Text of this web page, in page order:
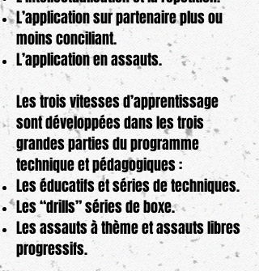
L’application sur partenaire plus ou
moins conciliant.
L’application en assauts.
Les trois vitesses d’apprentissage
sont développées dans les trois
grandes parties du programme
technique et pédagogiques :
Les éducatifs et séries de techniques.
Les “drills” séries de boxe.
Les assauts à thème et assauts libres
progressifs.